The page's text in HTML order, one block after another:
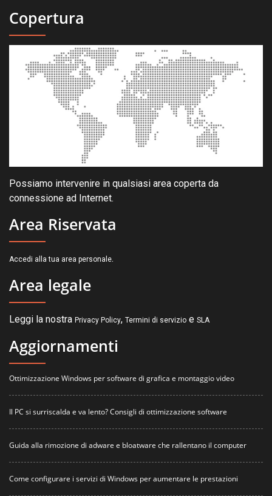
Copertura
Possiamo intervenire in qualsiasi area coperta da
connessione ad Internet.
Area Riservata
Accedi alla tua area personale.
Area legale
Leggi la nostra Privacy Policy, Termini di servizio e SLA
Aggiornamenti
Ottimizzazione Windows per software di grafica e montaggio video
Il PC si surriscalda e va lento? Consigli di ottimizzazione software
Guida alla rimozione di adware e bloatware che rallentano il computer
Come configurare i servizi di Windows per aumentare le prestazioni